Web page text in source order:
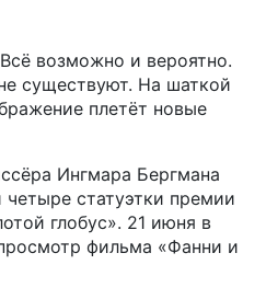
возможно и вероятно.
существуют. На шаткой
плетёт новые
Ингмара Бергмана
статуэтки премии
глобус». 21 июня в
фильма «Фанни и